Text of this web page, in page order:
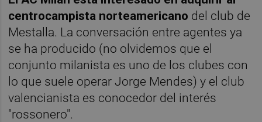
centrocampista norteamericano del club de
Mestalla. La conversación entre agentes ya
se ha producido (no olvidemos que el
conjunto milanista es uno de los clubes con
lo que suele operar Jorge Mendes) y el club
valencianista es conocedor del interés
"rossonero".